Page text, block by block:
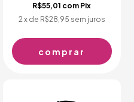
R$55,01 com Pix
2x de R$28,95 sem juros